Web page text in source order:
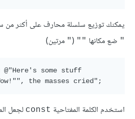
يمكنك توزيع سلسلة محارف على أكثر من
" ضع مكانها ""
(
" مرتين)
some stuff
استخدم الكلمة المفتاحية const لجعل